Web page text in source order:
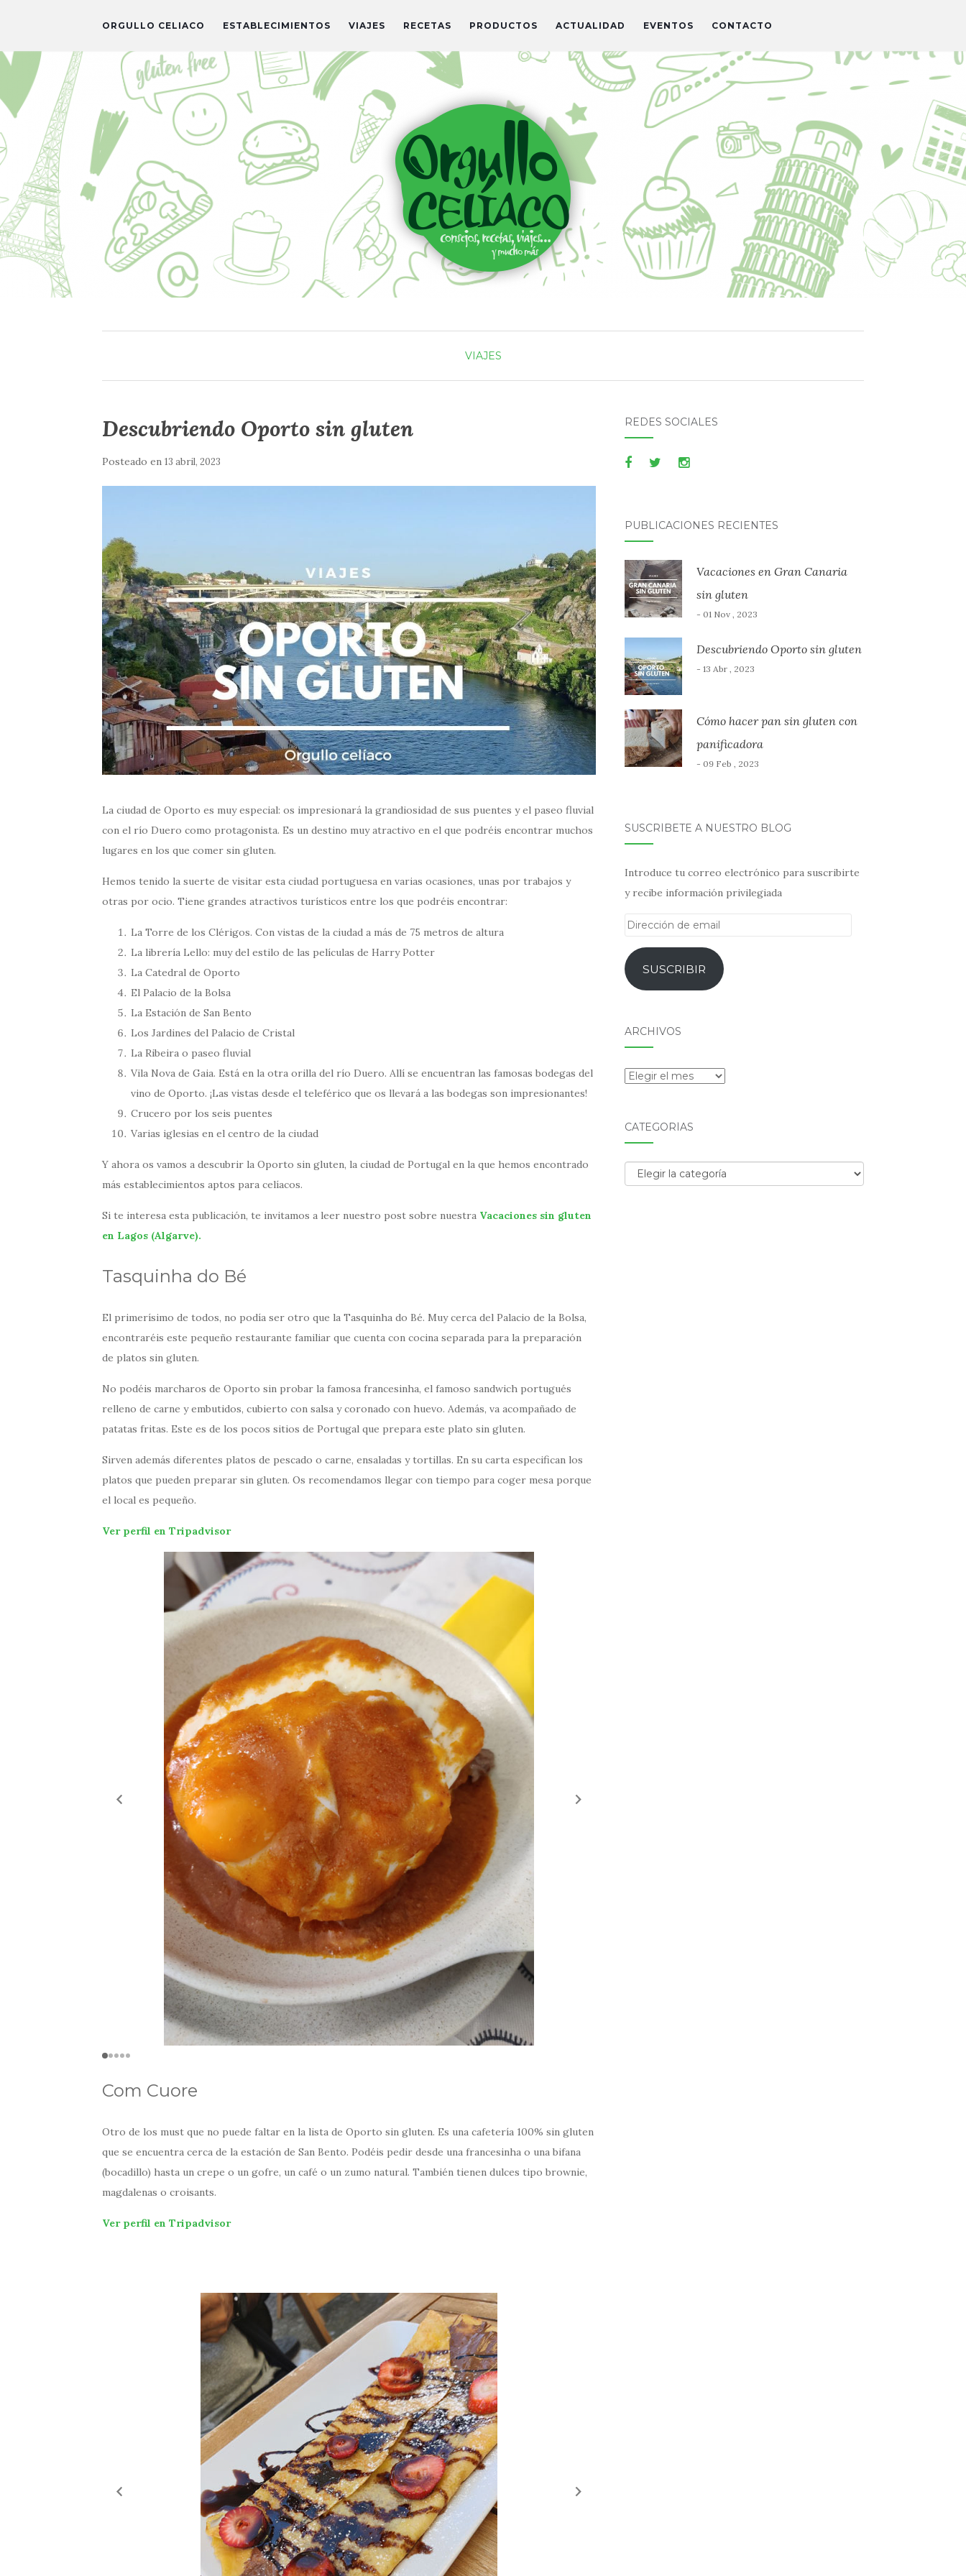
ORGULLO CELIACO ESTABLECIMIENTOS VIAJES RECETAS PRODUCTOS ACTUALIDAD EVENTOS CONTACTO
VIAJES
Descubriendo Oporto sin gluten
Posteado en 13 abril, 2023
La ciudad de Oporto es muy especial: os impresionará la grandiosidad de sus puentes y el paseo fluvial
con el río Duero como protagonista. Es un destino muy atractivo en el que podréis encontrar muchos
lugares en los que comer sin gluten.
Hemos tenido la suerte de visitar esta ciudad portuguesa en varias ocasiones, unas por trabajos y
otras por ocio. Tiene grandes atractivos turísticos entre los que podréis encontrar:
La Torre de los Clérigos. Con vistas de la ciudad a más de 75 metros de altura
La librería Lello: muy del estilo de las películas de Harry Potter
La Catedral de Oporto
El Palacio de la Bolsa
La Estación de San Bento
Los Jardines del Palacio de Cristal
La Ribeira o paseo fluvial
Vila Nova de Gaia. Está en la otra orilla del río Duero. Allí se encuentran las famosas bodegas del
vino de Oporto. ¡Las vistas desde el teleférico que os llevará a las bodegas son impresionantes!
Crucero por los seis puentes
Varias iglesias en el centro de la ciudad
Y ahora os vamos a descubrir la Oporto sin gluten, la ciudad de Portugal en la que hemos encontrado
más establecimientos aptos para celíacos.
Si te interesa esta publicación, te invitamos a leer nuestro post sobre nuestra Vacaciones sin gluten
en Lagos (Algarve).
Tasquinha do Bé
El primerísimo de todos, no podía ser otro que la Tasquinha do Bé. Muy cerca del Palacio de la Bolsa,
encontraréis este pequeño restaurante familiar que cuenta con cocina separada para la preparación
de platos sin gluten.
No podéis marcharos de Oporto sin probar la famosa francesinha, el famoso sandwich portugués
relleno de carne y embutidos, cubierto con salsa y coronado con huevo. Además, va acompañado de
patatas fritas. Este es de los pocos sitios de Portugal que prepara este plato sin gluten.
Sirven además diferentes platos de pescado o carne, ensaladas y tortillas. En su carta especifican los
platos que pueden preparar sin gluten. Os recomendamos llegar con tiempo para coger mesa porque
el local es pequeño.
Ver perfil en Tripadvisor
Com Cuore
Otro de los must que no puede faltar en la lista de Oporto sin gluten. Es una cafetería 100% sin gluten
que se encuentra cerca de la estación de San Bento. Podéis pedir desde una francesinha o una bifana
(bocadillo) hasta un crepe o un gofre, un café o un zumo natural. También tienen dulces tipo brownie,
magdalenas o croisants.
Ver perfil en Tripadvisor
REDES SOCIALES
PUBLICACIONES RECIENTES
Vacaciones en Gran Canaria
sin gluten
- 01 Nov , 2023
Descubriendo Oporto sin gluten
- 13 Abr , 2023
Cómo hacer pan sin gluten con
panificadora
- 09 Feb , 2023
SUSCRÍBETE A NUESTRO BLOG
Introduce tu correo electrónico para suscribirte
y recibe información privilegiada
Dirección
emailSUSCRIBIR
ARCHIVOS
Archivos
CATEGORÍAS
Categorías